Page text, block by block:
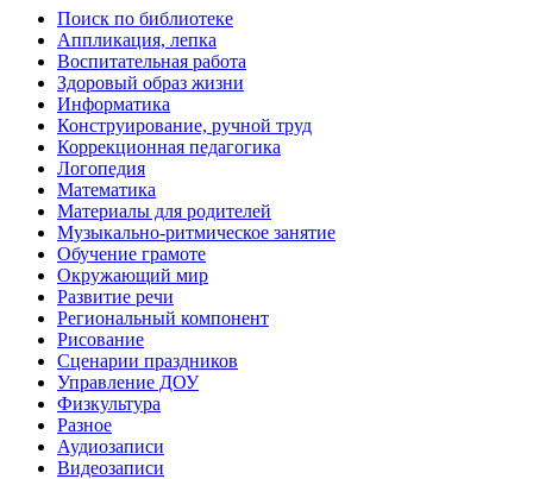
Поиск по библиотеке
Аппликация, лепка
Воспитательная работа
Здоровый образ жизни
Информатика
Конструирование, ручной труд
Коррекционная педагогика
Логопедия
Математика
Материалы для родителей
Музыкально-ритмическое занятие
Обучение грамоте
Окружающий мир
Развитие речи
Региональный компонент
Рисование
Сценарии праздников
Управление ДОУ
Физкультура
Разное
Аудиозаписи
Видеозаписи